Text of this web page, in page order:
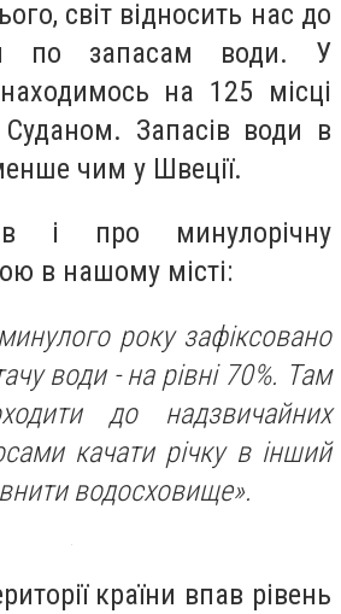
світ відносить нас до
по запасам води. У
на 125 місці
Запасів води в
чим у Швеції.
і про минулорічну
в нашому місті:
року зафіксовано
води - на рівні 70%. Там
до надзвичайних
качати річку в інший
водосховище».
країни впав рівень